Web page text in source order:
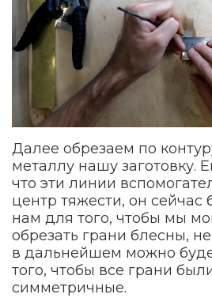
Далее обрезаем по
металлу нашу заготовку.
что эти линии
центр тяжести, он сейчас
нам для того, чтобы мы
обрезать грани блесны,
в дальнейшем можно
того, чтобы все грани
симметричные.